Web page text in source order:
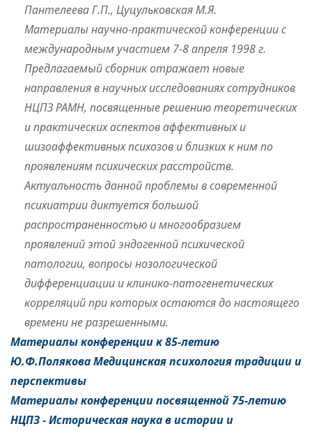
Пантелеева Г.П., Цуцульковская М.Я.
Материалы научно-практической конференции с
международным участием 7-8 апреля 1998 г.
Предлагаемый сборник отражает новые
направления в научных исследованиях сотрудников
НЦПЗ РАМН, посвященные решению теоретических
и практических аспектов аффективных и
шизоаффективных психозов и близких к ним по
проявлениям психических расстройств.
Актуальность данной проблемы в современной
психиатрии диктуется большой
распространенностью и многообразием
проявлений этой эндогенной психической
патологии, вопросы нозологической
дифференциации и клинико-патогенетических
корреляций при которых остаются до настоящего
времени не разрешенными.
Материалы конференции к 85-летию
Ю.Ф.Полякова Медицинская психология традиции и
перспективы
Материалы конференции посвященной 75-летию
НЦПЗ - Историческая наука в истории и